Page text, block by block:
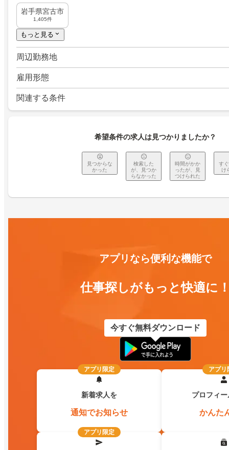
岩手県宮古市
1,405件
もっと見る
周辺勤務地
雇用形態
関連する条件
希望条件の求人は見つかりましたか？
見つからな
かった
検索した
が、見つか
らなかった
時間がかか
ったが、見
つけられた
す
け
アプリなら便利な機能で
仕事探しがもっと快適に
今すぐ無料ダウンロード
アプリ限定
新着求人を
通知でお知らせ
アプリ
プロフィ
かんた
アプリ限定